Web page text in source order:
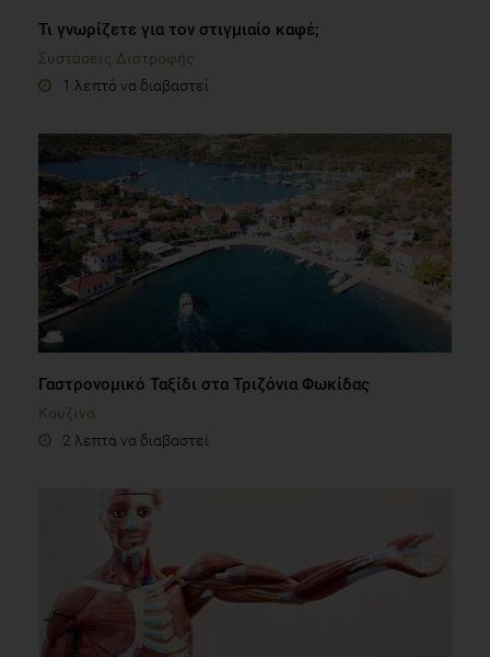
Τι γνωρίζετε για τον στιγμιαίο καφέ;
Συστάσεις Διατροφής
1 λεπτό να διαβαστεί
Γαστρονομικό Ταξίδι στα Τριζόνια Φωκίδας
Κουζίνα
2 λεπτά να διαβαστεί